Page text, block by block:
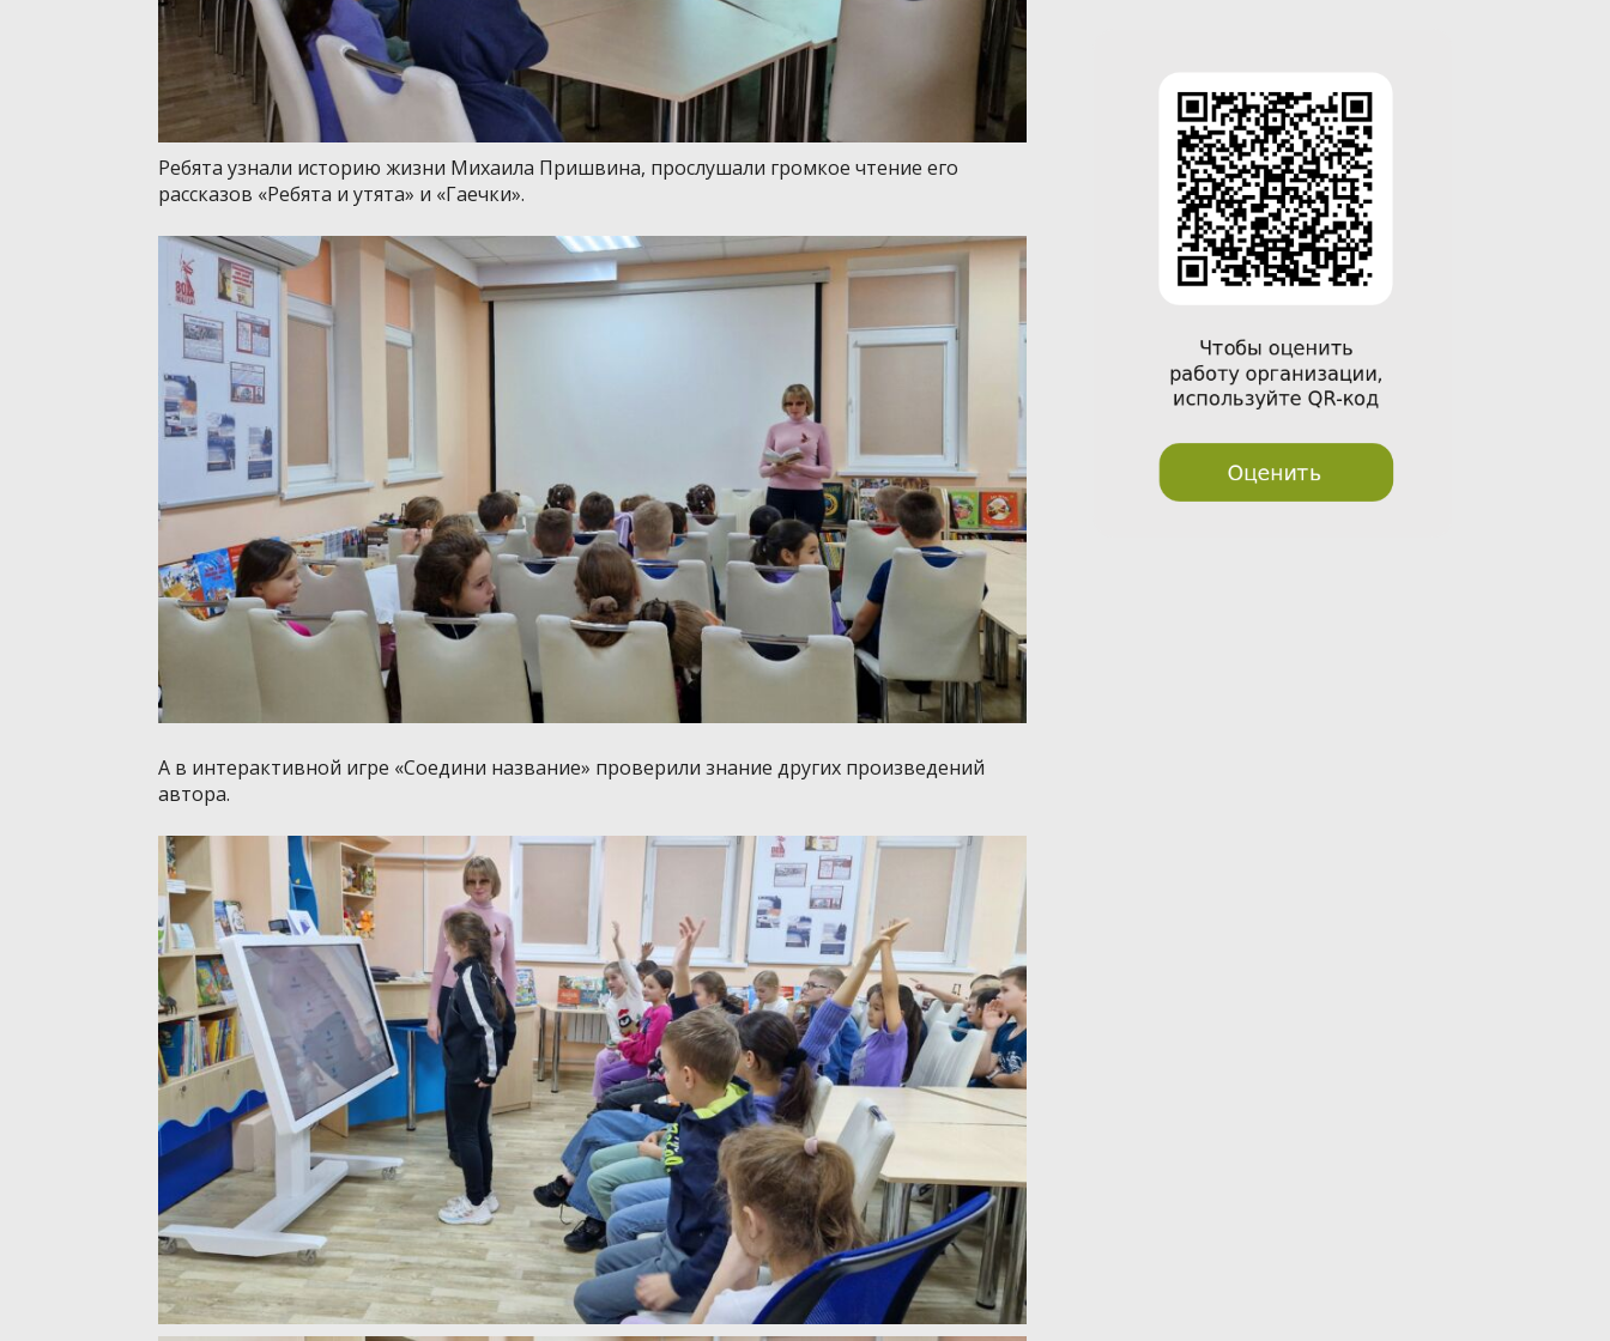
Ребята узнали историю жизни Михаила Пришвина, прослушали громкое чтение его
рассказов «Ребята и утята» и «Гаечки».
А в интерактивной игре «Соедини название» проверили знание других произведений
автора.